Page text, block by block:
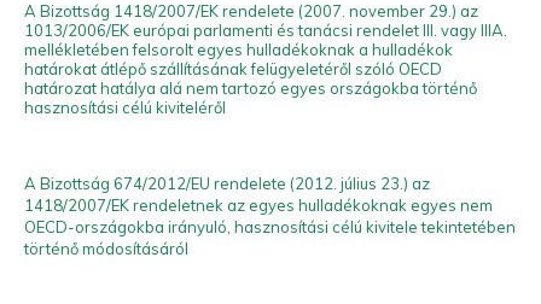
A Bizottság 1418/2007/EK rendelete (2007. november 29.) az
1013/2006/EK európai parlamenti és tanácsi rendelet III. vagy IIIA.
mellékletében felsorolt egyes hulladékoknak a hulladékok
határokat átlépő szállításának felügyeletéről szóló OECD
határozat hatálya alá nem tartozó egyes országokba történő
hasznosítási célú kiviteléről
A Bizottság 674/2012/EU rendelete (2012. július 23.) az
1418/2007/EK rendeletnek az egyes hulladékoknak egyes nem
OECD-országokba irányuló, hasznosítási célú kivitele tekintetében
történő módosításáról